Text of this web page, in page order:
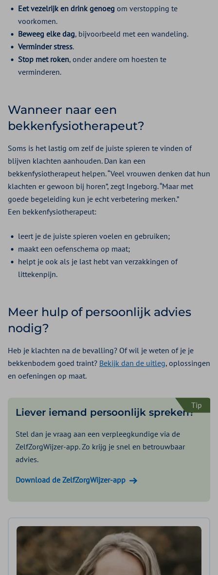
Eet vezelrijk en drink genoeg om verstopping te
voorkomen.
Beweeg elke dag, bijvoorbeeld met een wandeling.
Verminder stress.
Stop met roken, onder andere om hoesten te
verminderen.
Wanneer naar een
bekkenfysiotherapeut?
Soms is het lastig om zelf de juiste spieren te vinden of
blijven klachten aanhouden. Dan kan een
bekkenfysiotherapeut helpen. “Veel vrouwen denken dat hun
klachten er gewoon bij horen”, zegt Ingeborg. “Maar met
goede begeleiding kun je echt verbetering merken.”
Een bekkenfysiotherapeut:
leert je de juiste spieren voelen en gebruiken;
maakt een oefenschema op maat;
helpt je ook als je last hebt van verzakkingen of
littekenpijn.
Meer hulp of persoonlijk advies
nodig?
Heb je klachten na de bevalling? Of wil je weten of je je
bekkenbodem goed traint? Bekijk dan de uitleg, oplossingen
en oefeningen op maat.
Tip
Liever iemand persoonlijk spreken?
Stel dan je vraag aan een verpleegkundige via de
ZelfZorgWijzer-app. Zo krijg je snel en betrouwbaar
advies.
Download de ZelfZorgWijzer-app